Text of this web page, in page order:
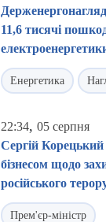
11,6 тисячі
Енергетика
22:34, 05 серпня
Сергій Корецький
бізнесом щодо
російського
Прем'єр-міністр